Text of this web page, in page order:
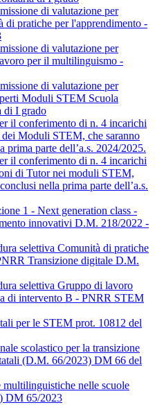
di valutazione per
di pratiche per l'apprendimento -
di valutazione per
per il multilinguismo -
di valutazione per
Moduli STEM Scuola
di I grado
il conferimento di n. 4 incarichi
Moduli STEM, che saranno
prima parte dell’a.s. 2024/2025.
il conferimento di n. 4 incarichi
di Tutor nei moduli STEM,
nella prima parte dell’a.s.
1 - Next generation class -
innovativi D.M. 218/2022 -
selettiva Comunità di pratiche
Transizione digitale D.M.
selettiva Gruppo di lavoro
di intervento B - PNRR STEM
per le STEM prot. 10812 del
scolastico per la transizione
(D.M. 66/2023) DM 66 del
nelle scuole
DM 65/2023